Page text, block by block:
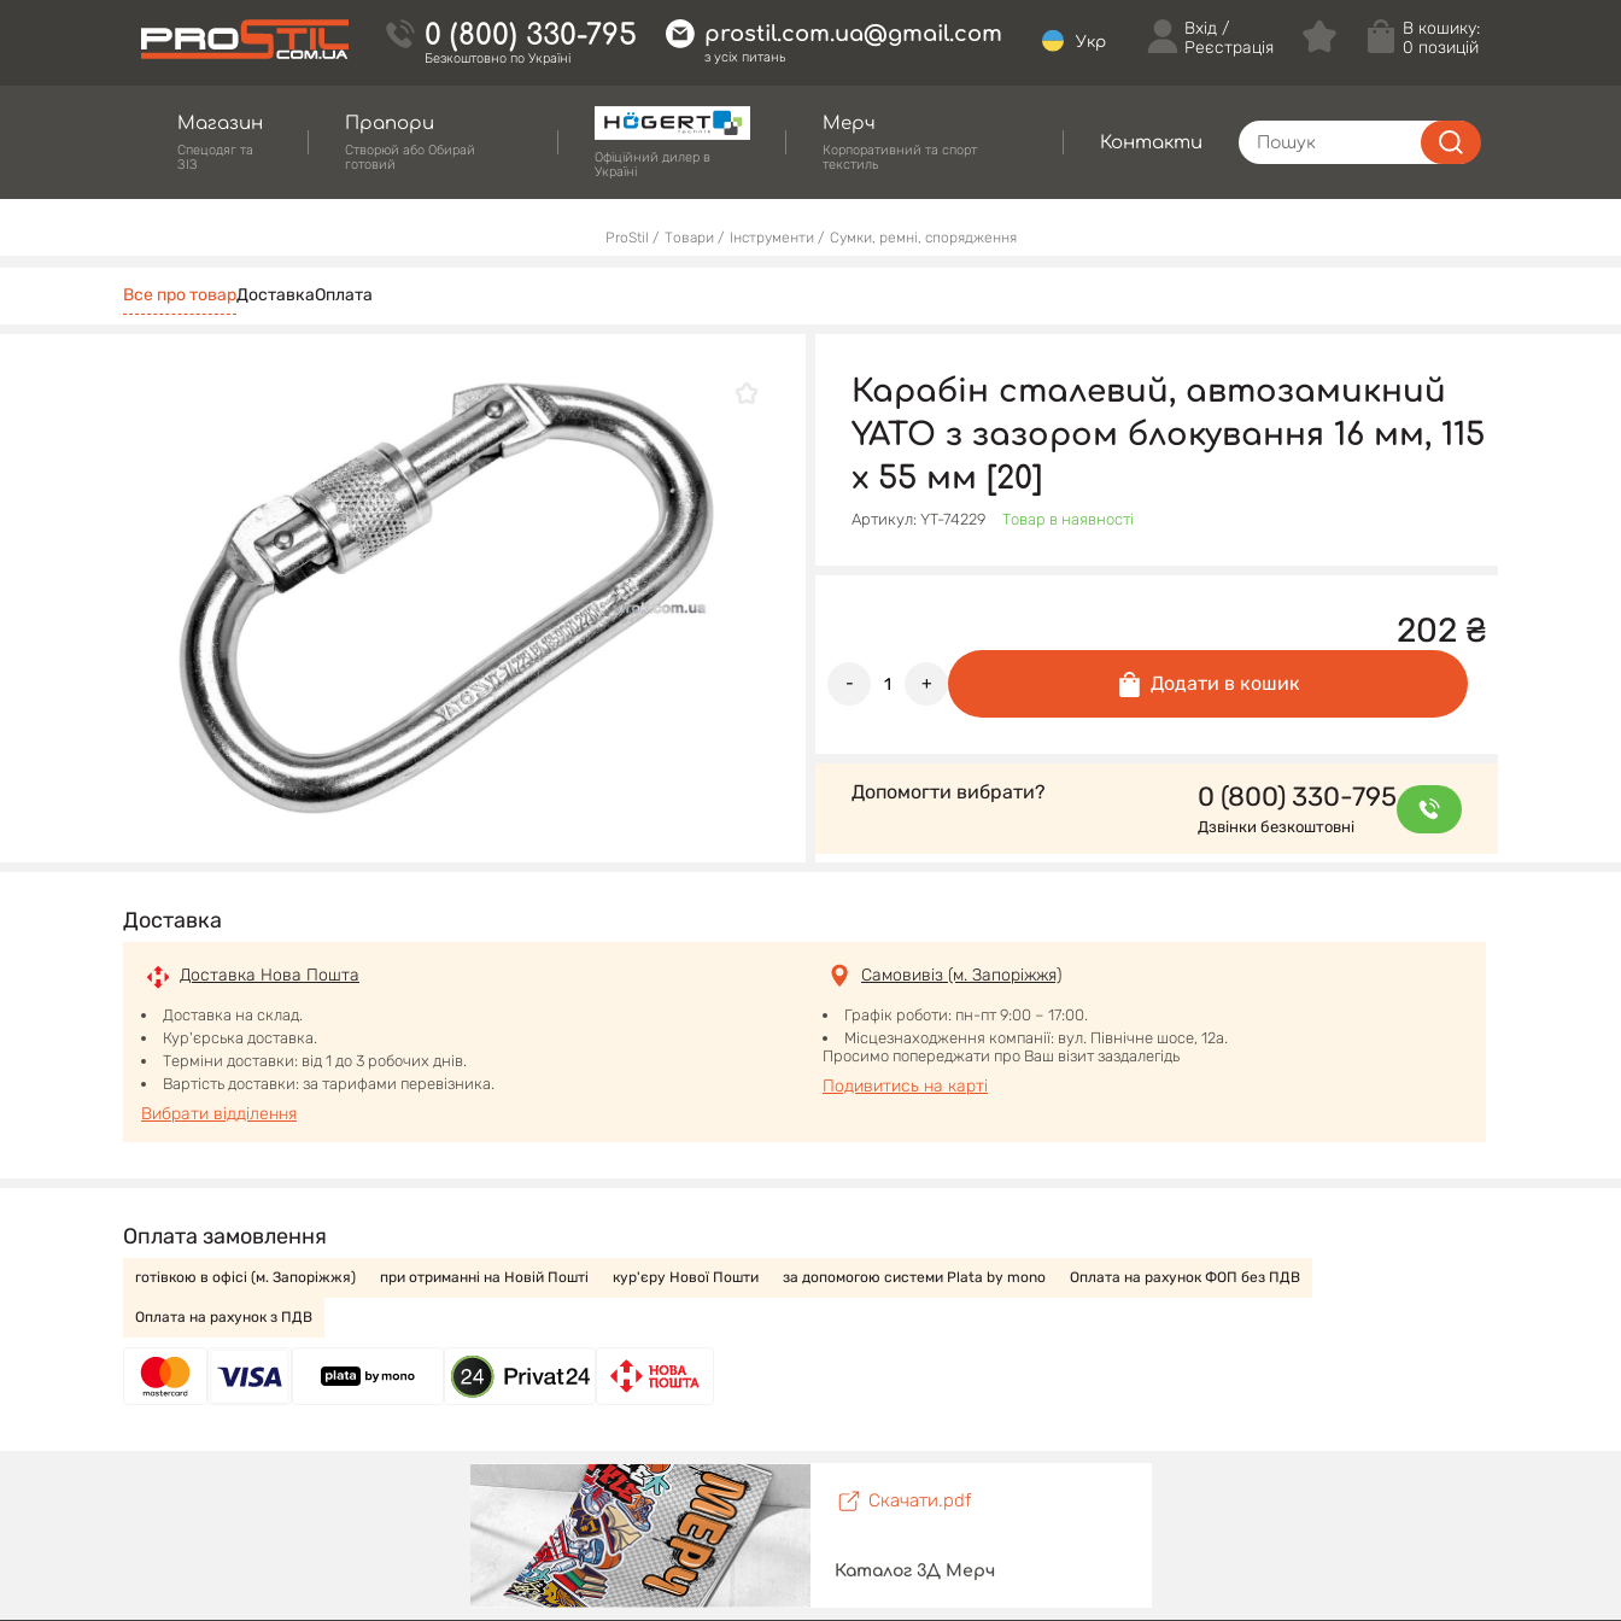
0 (800) 330-795
Безкоштовно по Україні
prostil.com.ua@gmail.com
з усіх питань
Укр
Вхід
Реєстрація
В кошику:
0 позицій
Магазин
Спецодяг та
ЗІЗ
Прапори
Створюй або Обирай
готовий
Офіційний дилер в
Україні
Мерч
Корпоративний та спорт
текстиль
Контакти
ProStil Товари Інструменти Сумки, ремні, спорядження
Все про товарДоставкаОплата
Карабін сталевий, автозамикний
YATO з зазором блокування 16 мм, 115
х 55 мм [20]
Артикул: YT-74229 Товар в наявності
202 ₴
- + Додати в кошик
Допомогти вибрати? 0 (800) 330-795
Дзвінки безкоштовні
Доставка
Доставка Нова Пошта
Доставка на склад.
Кур'єрська доставка.
Терміни доставки: від 1 до 3 робочих днів.
Вартість доставки: за тарифами перевізника.
Вибрати відділення
Самовивіз (м. Запоріжжя)
Графік роботи: пн-пт 9:00 – 17:00.
Місцезнаходження компанії: вул. Північне шосе, 12а.
Просимо попереджати про Ваш візит заздалегідь
Подивитись на карті
Оплата замовлення
готівкою в офісі (м. Запоріжжя) при отриманні на Новій Пошті кур'єру Нової Пошти за допомогою системи Plata by mono Оплата на рахунок ФОП без ПДВ
Оплата на рахунок з ПДВ
Скачати.pdf
Каталог 3Д Мерч